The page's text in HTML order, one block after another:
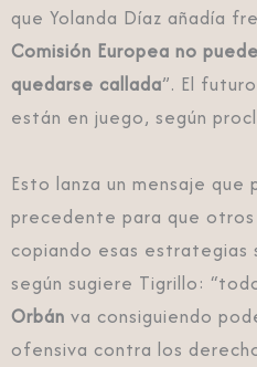
que Yolanda Díaz añadía
Comisión Europea no
quedarse callada”. El
están en juego, según
Esto lanza un mensaje que
precedente para que
copiando esas estrategias
según sugiere Tigrillo:
Orbán va consiguiendo
ofensiva contra los